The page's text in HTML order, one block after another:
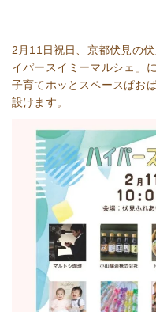
2月11日祝日、京都伏見の
イパースイミーマルシェ」
子育てホッとスペースぱお
設けます。